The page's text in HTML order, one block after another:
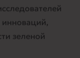
инноваций,
зеленой